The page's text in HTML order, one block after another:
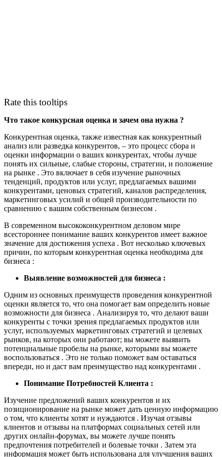
Rate this tooltips
Что такое конкурсная оценка и зачем она нужна ?
Конкурентная оценка, также известная как конкурентный
анализ или разведка конкурентов, – это процесс сбора и
оценки информации о ваших конкурентах, чтобы лучше
понять их сильные, слабые стороны, стратегии, и положение
на рынке . Это включает в себя изучение рыночных
тенденций, продуктов или услуг, предлагаемых вашими
конкурентами, ценовых стратегий, каналов распределения,
маркетинговых усилий и общей производительности по
сравнению с вашим собственным бизнесом .
В современном высококонкурентном деловом мире
всестороннее понимание ваших конкурентов имеет важное
значение для достижения успеха . Вот несколько ключевых
причин, по которым конкурентная оценка необходима для
бизнеса :
Выявление возможностей для бизнеса :
Одним из основных преимуществ проведения конкурентной
оценки является то, что она помогает вам определить новые
возможности для бизнеса . Анализируя то, что делают ваши
конкуренты с точки зрения предлагаемых продуктов или
услуг, используемых маркетинговых стратегий и целевых
рынков, на которых они работают; вы можете выявить
потенциальные пробелы на рынке, которыми вы можете
воспользоваться . Это не только поможет вам оставаться
впереди, но и даст вам преимущество над конкурентами .
Понимание Потребностей Клиента :
Изучение предложений ваших конкурентов и их
позиционирование на рынке может дать ценную информацию
о том, что клиенты хотят и нуждаются . Изучая отзывы
клиентов и отзывы на платформах социальных сетей или
других онлайн-форумах, вы можете лучше понять
предпочтения потребителей и болевые точки . Затем эта
информация может быть использована для улучшения ваших